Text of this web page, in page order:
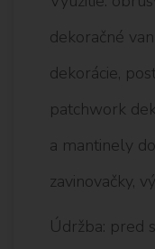
dekoračné
dekorácie,
patchwork
a mantinely
zavinovačky,
Údržba: pred